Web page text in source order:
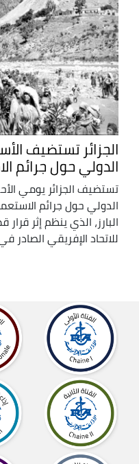
الجزائر تستضيف
الدولي حول جرائم
تستضيف الجزائر يومي الأحد
الدولي حول جرائم
البارز، الذي ينظم إثر
للاتحاد الإفريقي الصادر